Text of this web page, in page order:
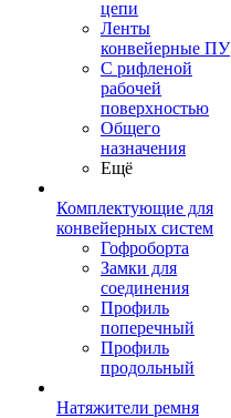
цепи
Ленты
конвейерные ПУ
С рифленой
рабочей
поверхностью
Общего
назначения
Ещё
Комплектующие для
конвейерных систем
Гофроборта
Замки для
соединения
Профиль
поперечный
Профиль
продольный
Натяжители ремня